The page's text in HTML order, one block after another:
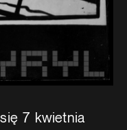
7 kwietnia